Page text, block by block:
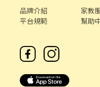
市桃園區龍城二街56號1樓
3號1樓 桃園桃鶯 - 智取店-桃
園市桃園區寶慶路296號1樓
路1171號1樓 ＝＝＝＝＝＝
＝＝＝ ❗需可配合調店、支援
練、實習皆有支薪且享勞健保完整保障唷✨ ❤️
品牌介紹 家教
平台規範
幫助